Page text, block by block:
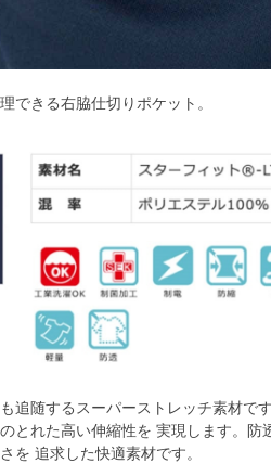
できる右脇仕切りポケット。
追随するスーパーストレッチ素材で
とれた高い伸縮性を 実現します。
を 追求した快適素材です。